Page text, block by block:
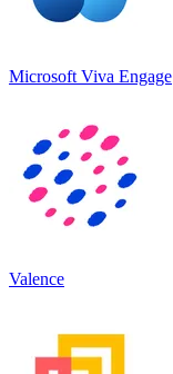
Microsoft Viva Engage
Valence